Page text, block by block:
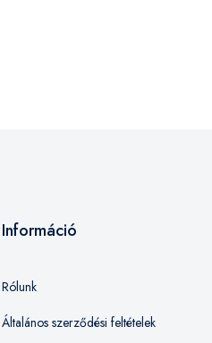
Információ
Rólunk
Általános szerződési feltételek